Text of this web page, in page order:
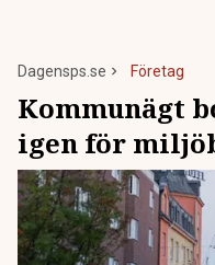
Dagensps.se Företag
Kommunägt
igen för